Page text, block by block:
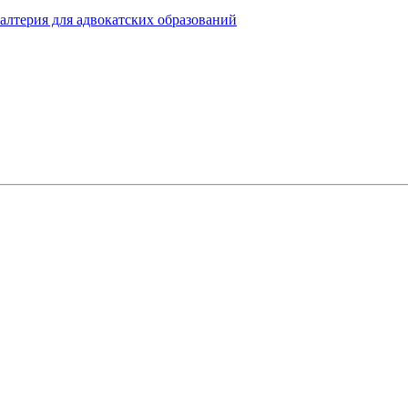
для адвокатских образований